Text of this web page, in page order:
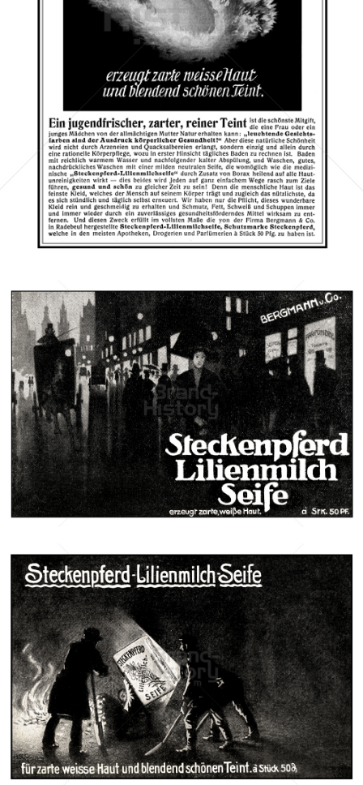
STECKENPFERD-SEIFE
Feinseifen- und Parfumfabriken Bergmann & Co., Radebeul-
Dresden
1910
Bild-ID: 66090
STECKENPFERD-SEIFE
Feinseifen- und Parfumfabriken Bergmann & Co., Radebeul-
Dresden
1911
Bild-ID: 42605
STECKENPFERD-SEIFE
Feinseifen- und Parfumfabriken Bergmann & Co., Radebeul-
Dresden
1911
Bild-ID: 42393